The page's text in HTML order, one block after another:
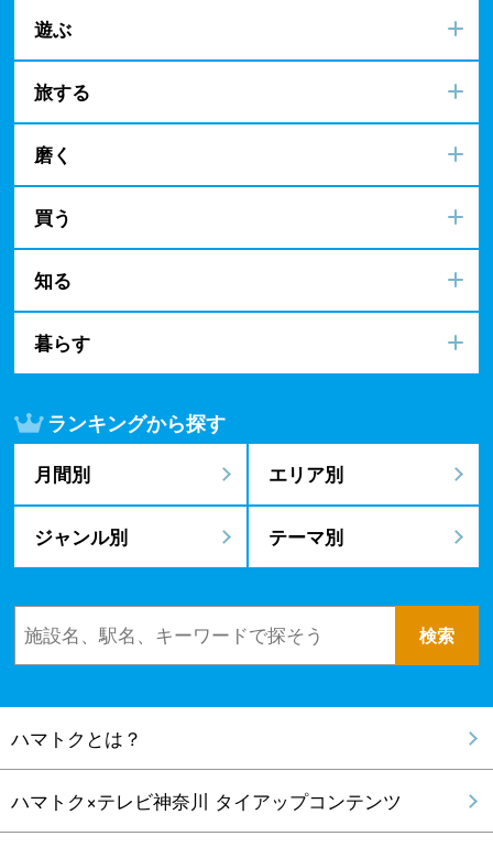
遊ぶ
旅する
磨く
買う
知る
暮らす
ランキングから探す
月間別 エリア別
ジャンル別 テーマ別
ハマトクとは？
ハマトク×テレビ神奈川 タイアップコンテンツ